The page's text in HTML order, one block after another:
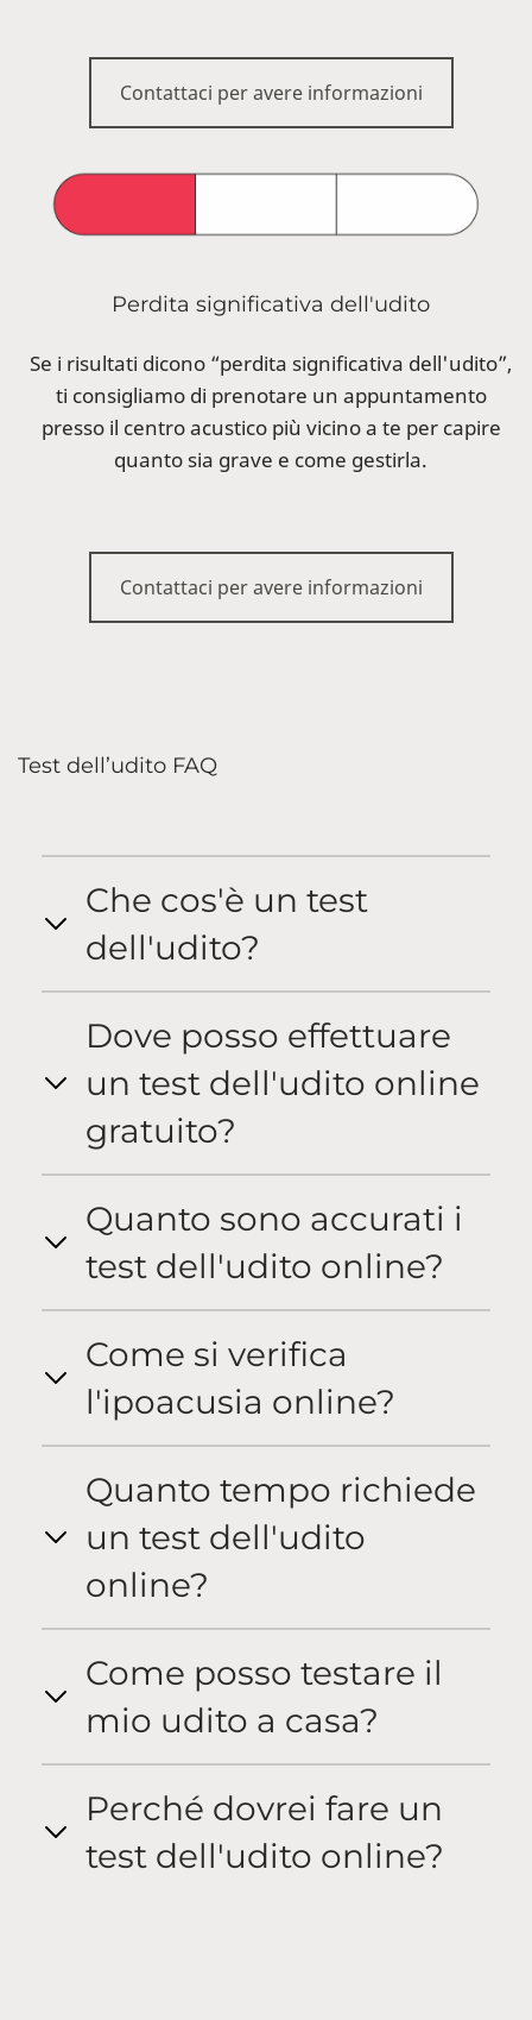
Contattaci per avere informazioni
Perdita significativa dell'udito
Se i risultati dicono “perdita significativa dell'udito”,
ti consigliamo di prenotare un appuntamento
presso il centro acustico più vicino a te per capire
quanto sia grave e come gestirla.
Contattaci per avere informazioni
Test dell’udito FAQ
Che cos'è un test
dell'udito?
Dove posso effettuare
un test dell'udito online
gratuito?
Quanto sono accurati i
test dell'udito online?
Come si verifica
l'ipoacusia online?
Quanto tempo richiede
un test dell'udito
online?
Come posso testare il
mio udito a casa?
Perché dovrei fare un
test dell'udito online?